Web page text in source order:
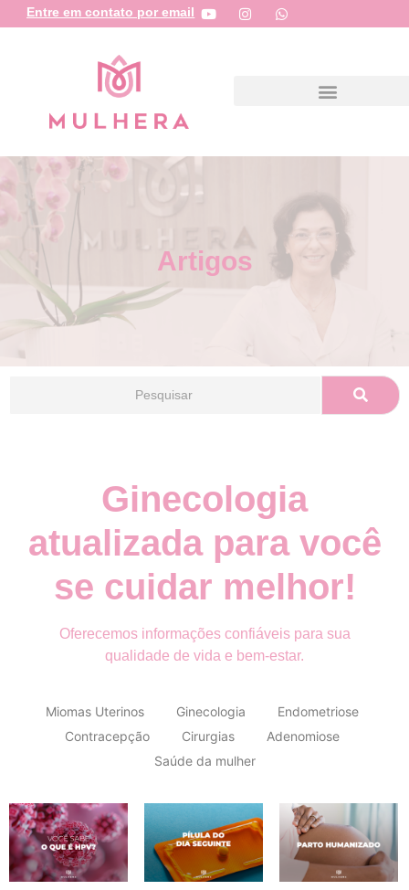
Entre em contato por email
Artigos
Ginecologia
atualizada para você
se cuidar melhor!
Oferecemos informações confiáveis para sua
qualidade de vida e bem-estar.
Miomas Uterinos Ginecologia
Endometriose
Contracepção
Cirurgias
Adenomiose
Saúde da mulher